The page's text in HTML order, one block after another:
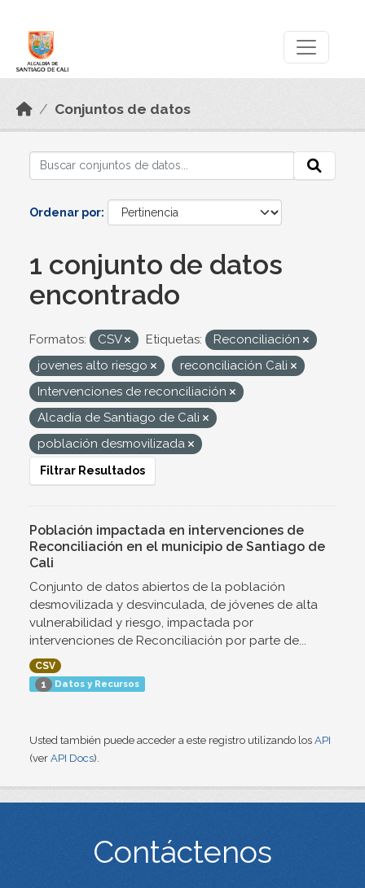
Conjuntos de datos
Ordenar por
1 conjunto de datos
encontrado
Formatos: CSV Etiquetas:
Reconciliación
jovenes alto riesgo
reconciliación Cali
Intervenciones de reconciliación
Alcadía de Santiago de Cali
población desmovilizada
Filtrar Resultados
Población impactada en intervenciones de
Reconciliación en el municipio de Santiago de
Cali
Conjunto de datos abiertos de la población
desmovilizada y desvinculada, de jóvenes de alta
vulnerabilidad y riesgo, impactada por
intervenciones de Reconciliación por parte de...
CSV
1 Datos y Recursos
Usted también puede acceder a este registro utilizando los API
(ver API Docs).
Contáctenos